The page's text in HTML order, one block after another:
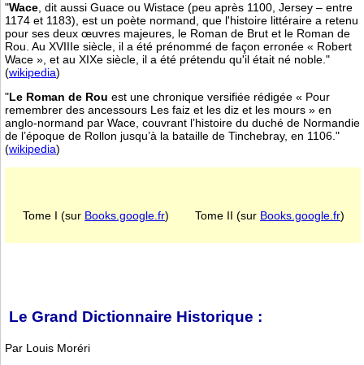
"Wace , dit aussi Guace ou Wistace (peu après 1100, Jersey – entre
1174 et 1183), est un poète normand, que l'histoire littéraire a retenu
pour ses deux œuvres majeures, le Roman de Brut et le Roman de
Rou. Au XVIIIe siècle, il a été prénommé de façon erronée « Robert
Wace », et au XIXe siècle, il a été prétendu qu'il était né noble."
(wikipedia)
"Le Roman de Rou est une chronique versifiée rédigée « Pour
remembrer des ancessours Les faiz et les diz et les mours » en
anglo-normand par Wace, couvrant l’histoire du duché de Normandie
de l’époque de Rollon jusqu’à la bataille de Tinchebray, en 1106."
(wikipedia)
Tome I (sur Books.google.fr) Tome II (sur Books.google.fr)
Le Grand Dictionnaire Historique :
Par Louis Moréri